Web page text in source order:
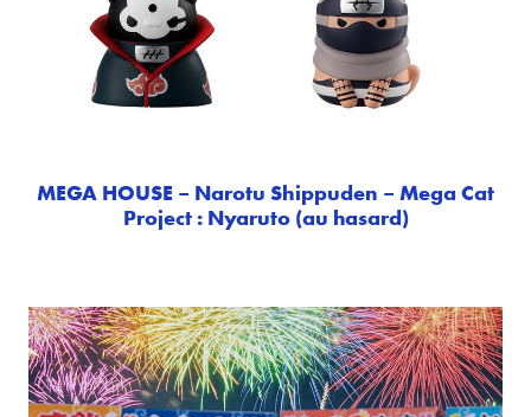
MEGA HOUSE – Narotu Shippuden – Mega Cat
Project : Nyaruto (au hasard)